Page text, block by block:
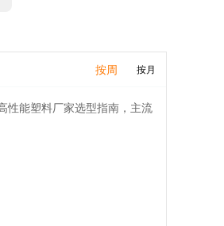
按周 按月
性能塑料厂家选型指南，主流